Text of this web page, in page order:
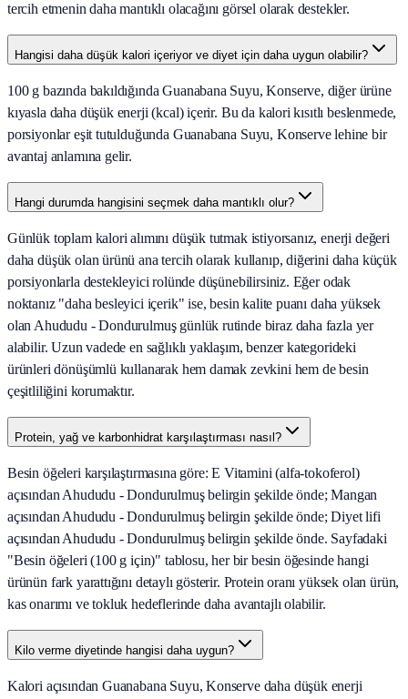
tercih etmenin daha mantıklı olacağını görsel olarak destekler.
Hangisi daha düşük kalori içeriyor ve diyet için daha uygun olabilir?
100 g bazında bakıldığında Guanabana Suyu, Konserve, diğer ürüne
kıyasla daha düşük enerji (kcal) içerir. Bu da kalori kısıtlı beslenmede,
porsiyonlar eşit tutulduğunda Guanabana Suyu, Konserve lehine bir
avantaj anlamına gelir.
Hangi durumda hangisini seçmek daha mantıklı olur?
Günlük toplam kalori alımını düşük tutmak istiyorsanız, enerji değeri
daha düşük olan ürünü ana tercih olarak kullanıp, diğerini daha küçük
porsiyonlarla destekleyici rolünde düşünebilirsiniz. Eğer odak
noktanız "daha besleyici içerik" ise, besin kalite puanı daha yüksek
olan Ahududu - Dondurulmuş günlük rutinde biraz daha fazla yer
alabilir. Uzun vadede en sağlıklı yaklaşım, benzer kategorideki
ürünleri dönüşümlü kullanarak hem damak zevkini hem de besin
çeşitliliğini korumaktır.
Protein, yağ ve karbonhidrat karşılaştırması nasıl?
Besin öğeleri karşılaştırmasına göre: E Vitamini (alfa-tokoferol)
açısından Ahududu - Dondurulmuş belirgin şekilde önde; Mangan
açısından Ahududu - Dondurulmuş belirgin şekilde önde; Diyet lifi
açısından Ahududu - Dondurulmuş belirgin şekilde önde. Sayfadaki
"Besin öğeleri (100 g için)" tablosu, her bir besin öğesinde hangi
ürünün fark yarattığını detaylı gösterir. Protein oranı yüksek olan ürün,
kas onarımı ve tokluk hedeflerinde daha avantajlı olabilir.
Kilo verme diyetinde hangisi daha uygun?
Kalori açısından Guanabana Suyu, Konserve daha düşük enerji